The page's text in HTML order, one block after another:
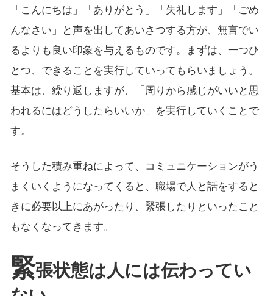
「こんにちは」「ありがとう」「失礼します」「ごめ
んなさい」と声を出してあいさつする方が、無言でい
るよりも良い印象を与えるものです。まずは、一つひ
とつ、できることを実行していってもらいましょう。
基本は、繰り返しますが、「周りから感じがいいと思
われるにはどうしたらいいか」を実行していくことで
す。
そうした積み重ねによって、コミュニケーションがう
まくいくようになってくると、職場で人と話をすると
きに必要以上にあがったり、緊張したりといったこと
もなくなってきます。
緊張状態は人には伝わってい